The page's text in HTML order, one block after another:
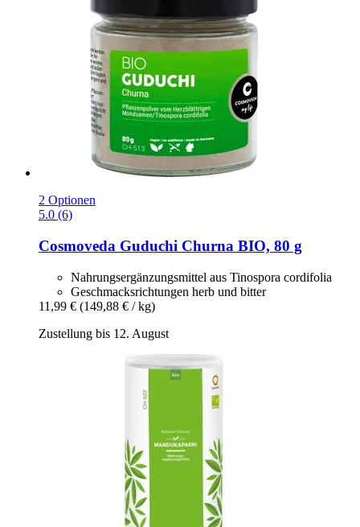
2 Optionen
5.0 (6)
Cosmoveda Guduchi Churna BIO, 80 g
Nahrungsergänzungsmittel aus Tinospora cordifolia
Geschmacks­richtungen herb und bitter
11,99 € (149,88 € / kg)
Zustellung bis 12. August